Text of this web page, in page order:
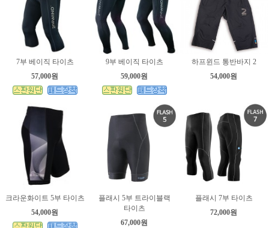
7부 베이직 타이츠
57,000원
9부 베이직 타이츠
59,000원
하프윈드 통반바지 2
54,000원
크라운화이트 5부 타이츠
54,000원
플래시 5부 트라이블랙
타이츠
67,000원
플래시 7부 타이츠
72,000원